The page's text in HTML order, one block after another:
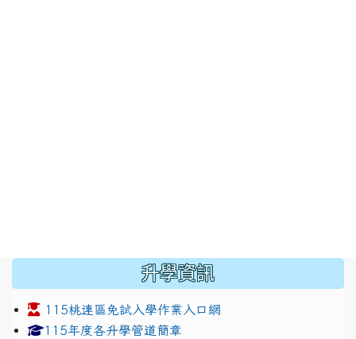
升學資訊
115桃連區免試入學作業入口網
link to https://www.jhjhs.tyc.edu.tw/modules/
115年度各升學管道簡章